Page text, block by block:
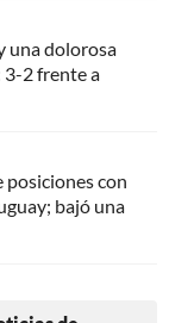
una dolorosa
3-2 frente a
posiciones con
bajó una